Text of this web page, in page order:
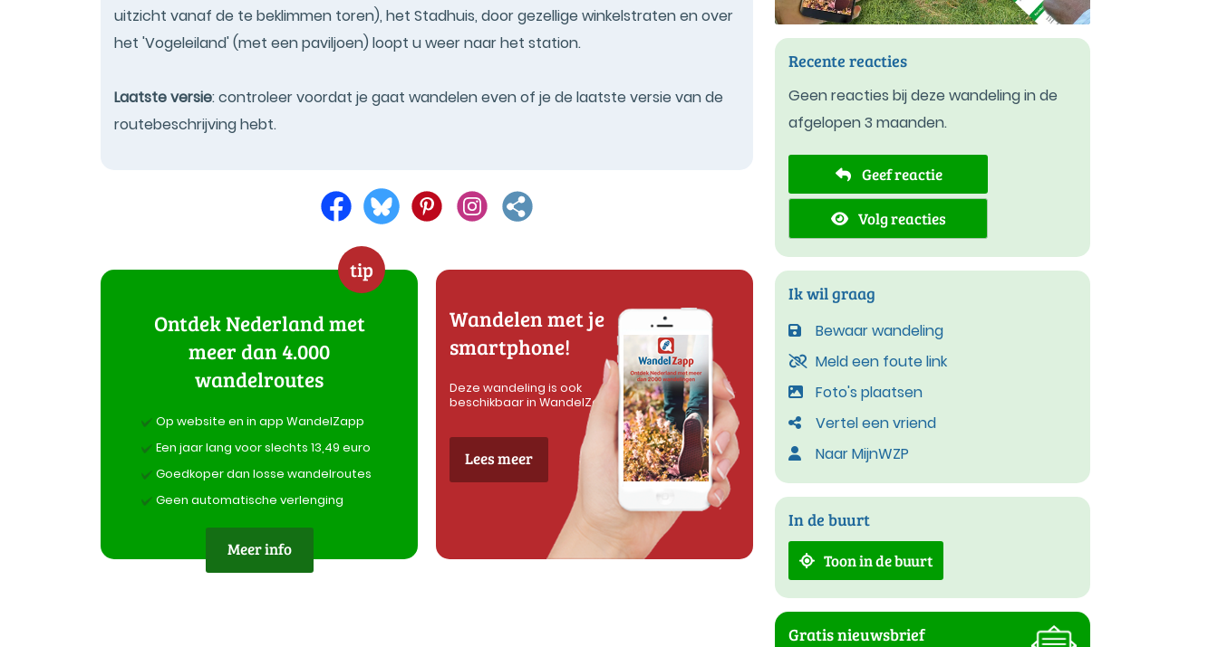
uitzicht vanaf de te beklimmen toren), het Stadhuis, door gezellige winkelstraten en over
het 'Vogeleiland' (met een paviljoen) loopt u weer naar het station.
Laatste versie: controleer voordat je gaat wandelen even of je de laatste versie van de
routebeschrijving hebt.
tip
Ontdek Nederland met
meer dan 4.000
wandelroutes
Op website en in app WandelZapp
Een jaar lang voor slechts 13,49 euro
Goedkoper dan losse wandelroutes
Geen automatische verlenging
Meer info
Wandelen met je
smartphone!
Deze wandeling is ook
beschikbaar in WandelZapp
Lees meer
Recente reacties
Geen reacties bij deze wandeling in de
afgelopen 3 maanden.
Geef reactie
Volg reacties
Ik wil graag
Bewaar wandeling
Meld een foute link
Foto's plaatsen
Vertel een vriend
Naar MijnWZP
In de buurt
Toon in de buurt
Gratis nieuwsbrief